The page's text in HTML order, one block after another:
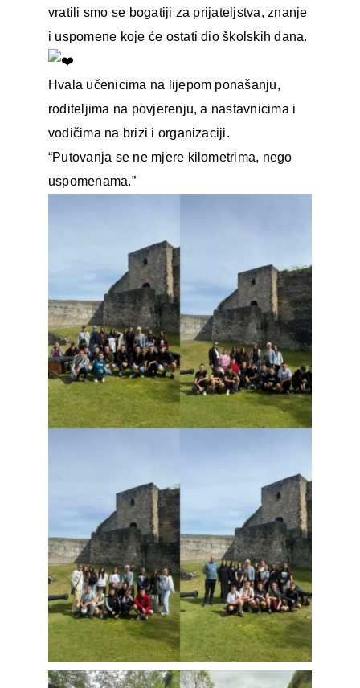
vratili smo se bogatiji za prijateljstva, znanje
i uspomene koje će ostati dio školskih dana.
Hvala učenicima na lijepom ponašanju,
roditeljima na povjerenju, a nastavnicima i
vodičima na brizi i organizaciji.
“Putovanja se ne mjere kilometrima, nego
uspomenama.”